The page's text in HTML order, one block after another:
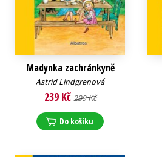
Madynka zachránkyně
Astrid Lindgrenová
239 Kč 299 Kč
Do košíku